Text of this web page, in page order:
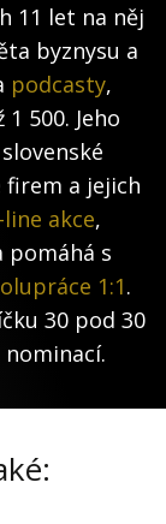
11 let na něj
byznysu a
podcasty,
500. Jeho
a jejich
akce,
pomáhá s
1:1.
30 pod 30